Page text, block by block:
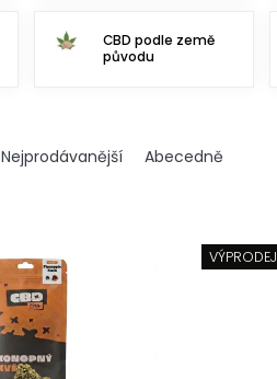
CBD podle země
původu
Nejprodávanější Abecedně
VÝPRODEJ